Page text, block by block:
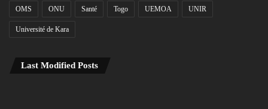
OMS ONU Santé Togo UEMOA UNIR
Université de Kara
Last Modified Posts